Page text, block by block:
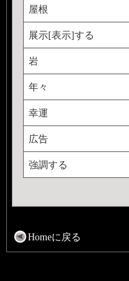
屋根
展示[表示]する
岩
年々
幸運
広告
強調する
Homeに戻る